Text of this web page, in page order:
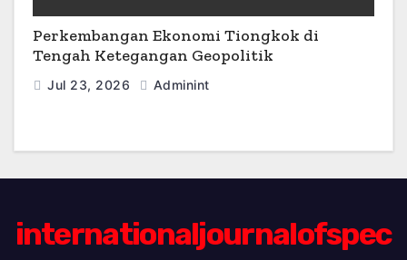
Perkembangan Ekonomi Tiongkok di
Tengah Ketegangan Geopolitik
Jul 23, 2026 Adminint
internationaljournalofspec